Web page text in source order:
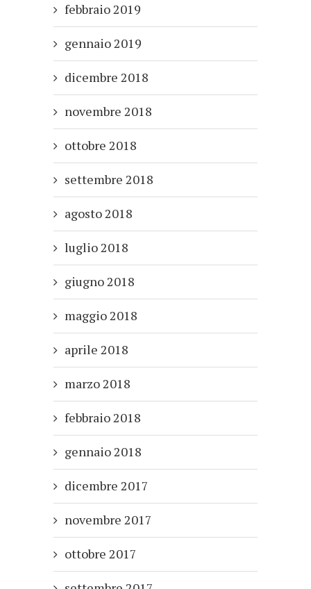
febbraio 2019
gennaio 2019
dicembre 2018
novembre 2018
ottobre 2018
settembre 2018
agosto 2018
luglio 2018
giugno 2018
maggio 2018
aprile 2018
marzo 2018
febbraio 2018
gennaio 2018
dicembre 2017
novembre 2017
ottobre 2017